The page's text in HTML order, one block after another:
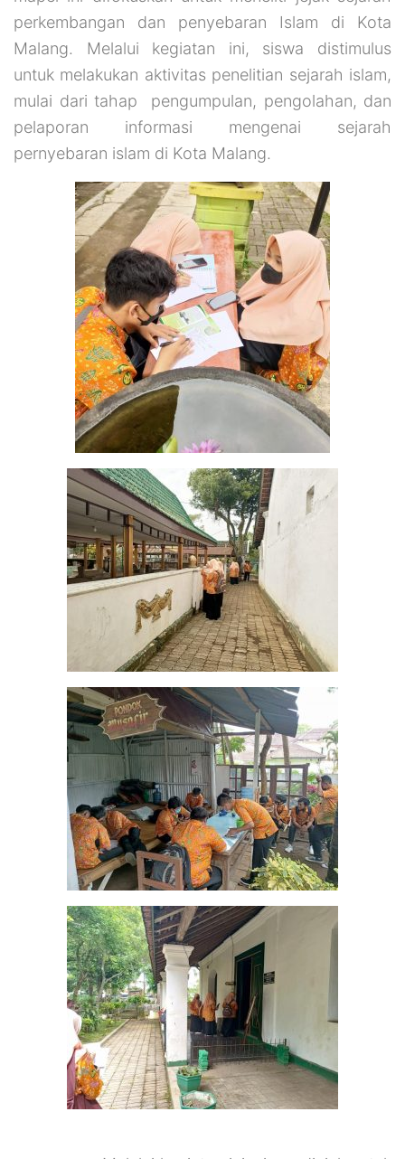
perkembangan dan penyebaran Islam di Kota
Malang. Melalui kegiatan ini, siswa distimulus
untuk melakukan aktivitas penelitian sejarah islam,
mulai dari tahap
pengumpulan, pengolahan, dan
pelaporan informasi mengenai sejarah
pernyebaran islam di Kota Malang.